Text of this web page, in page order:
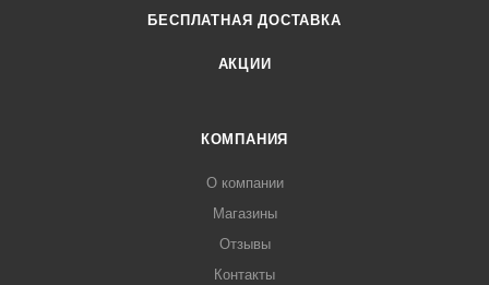
БЕСПЛАТНАЯ ДОСТАВКА
АКЦИИ
КОМПАНИЯ
О компании
Магазины
Отзывы
Контакты